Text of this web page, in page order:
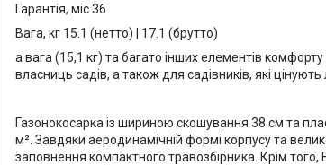
Гарантія, міс 36
Вага, кг 15.1 (нетто) | 17.1 (брутто)
а вага (15,1 кг) та багато інших елементів
власниць садів, а також для садівників, які цінують
Газонокосарка із шириною скошування 38 см та
м². Завдяки аеродинамічній формі корпусу та
заповнення компактного травозбірника. Крім